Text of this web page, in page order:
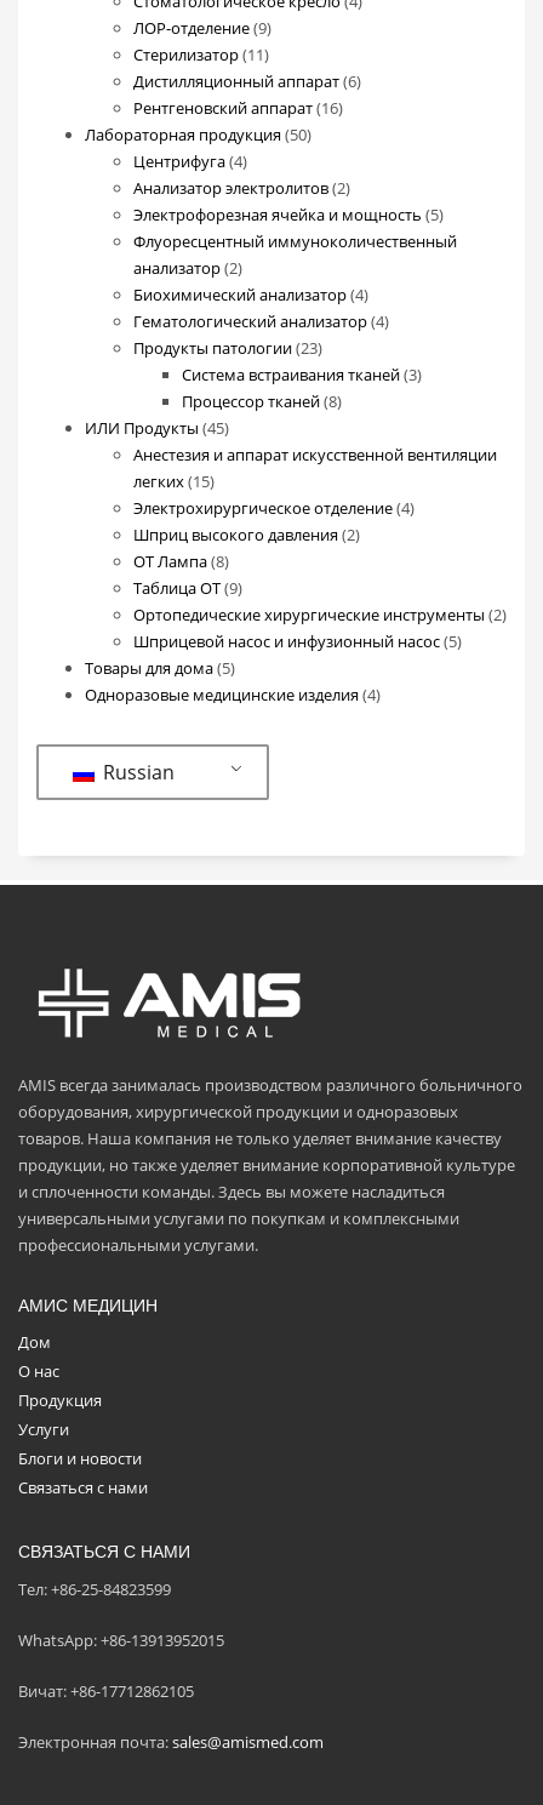
ЛОР-отделение 99
товаров
Стерилизатор 1111
товаров
Дистилляционный аппарат 66
Рентгеновский аппарат 1616
Лабораторная продукция 5050
Центрифуга 44
товара
Анализатор электролитов 22
товара
Электрофорезная ячейка и мощность 55
товаров
Флуоресцентный иммуноколичественный
анализатор 22
товара
Биохимический анализатор 44
товара
Гематологический анализатор 44
Продукты патологии 2323
товара
Система встраивания тканей 33
Процессор тканей 88
ИЛИ Продукты 4545
товаров
Анестезия и аппарат искусственной вентиляции
легких 1515
товаров
Электрохирургическое отделение 44
Шприц высокого давления 22
ОТ Лампа 88
товаров
Таблица ОТ 99
товаров
Ортопедические хирургические инструменты 22
Шприцевой насос и инфузионный насос 55
Товары для дома 55
товаров
Одноразовые медицинские изделия 44
Russian
AMIS всегда занималась производством различного больничного
оборудования, хирургической продукции и одноразовых
товаров. Наша компания не только уделяет внимание качеству
продукции, но также уделяет внимание корпоративной культуре
и сплоченности команды. Здесь вы можете насладиться
универсальными услугами по покупкам и комплексными
профессиональными услугами.
АМИС МЕДИЦИН
Дом
О нас
Продукция
Услуги
Блоги и новости
Связаться с нами
СВЯЗАТЬСЯ С НАМИ
Тел: +86-25-84823599
WhatsApp: +86-13913952015
Вичат: +86-17712862105
Электронная почта:sales@amismed.com